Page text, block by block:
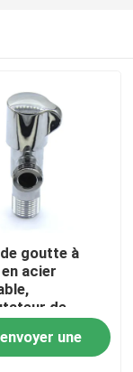
goutte à
acier
de
roue à
de
de salle de bain
envoyer une